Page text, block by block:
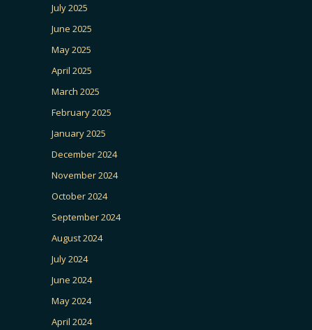
July 2025
June 2025
May 2025
April 2025
March 2025
February 2025
January 2025
December 2024
November 2024
October 2024
September 2024
August 2024
July 2024
June 2024
May 2024
April 2024